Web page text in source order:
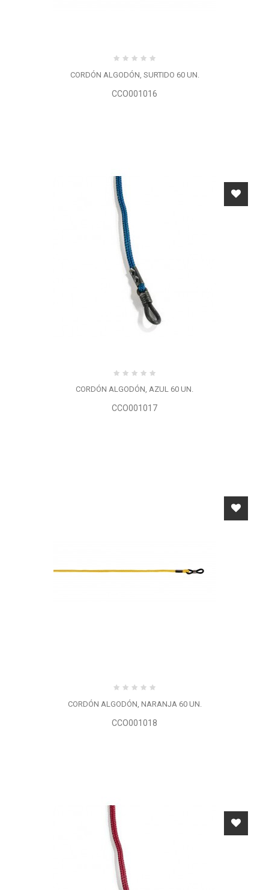
CORDÓN ALGODÓN, SURTIDO 60 UN.
CCO001016
CORDÓN ALGODÓN, AZUL 60 UN.
CCO001017
CORDÓN ALGODÓN, NARANJA 60 UN.
CCO001018